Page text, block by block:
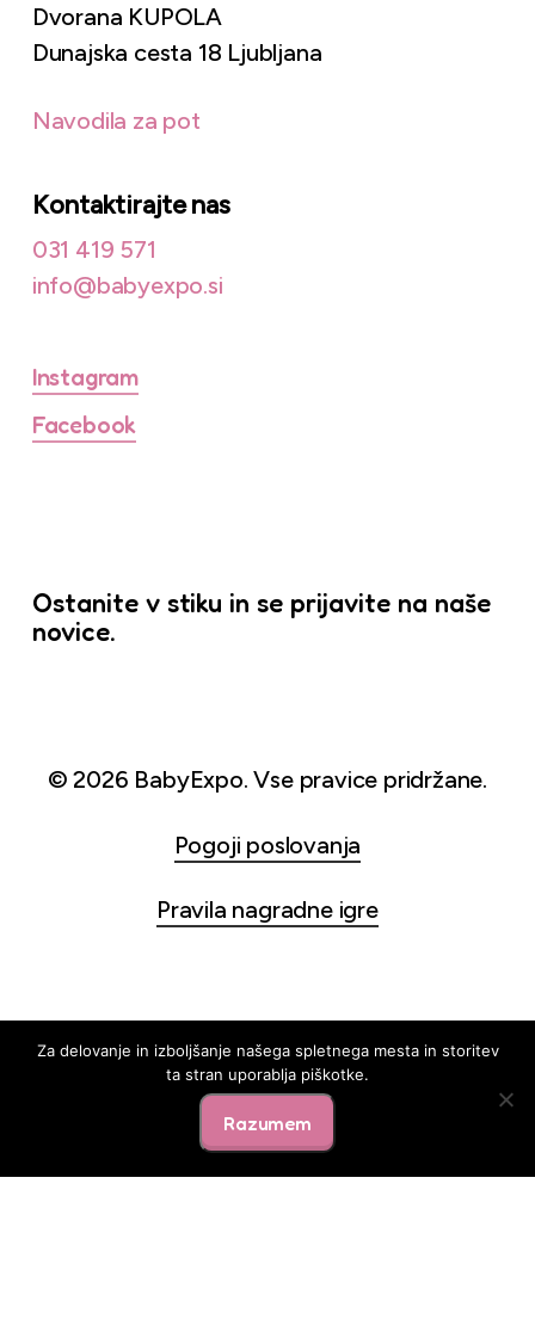
Dvorana KUPOLA
Dunajska cesta 18 Ljubljana
Navodila za pot
Kontaktirajte nas
031 419 571
info@babyexpo.si
Instagram
Facebook
Ostanite v stiku in se prijavite na naše
novice.
©2026 BabyExpo. Vse pravice pridržane.
Pogoji poslovanja
Pravila nagradne igre
Za delovanje in izboljšanje našega spletnega mesta in storitev
ta stran uporablja piškotke.
Razumem